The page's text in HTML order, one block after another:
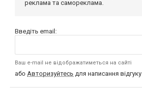
реклама та самореклама.
Введіть email:
Ваш e-mail не відображатиметься на сайті
або Авторизуйтесь для написання відгуку